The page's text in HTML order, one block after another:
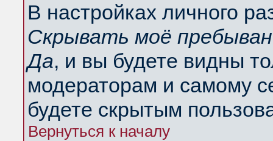
В настройках личного
Скрывать моё
Да, и вы будете видны
модераторам и самому
будете скрытым
Вернуться к началу